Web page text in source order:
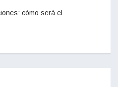
cómo será el